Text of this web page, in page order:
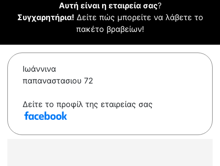
Αυτή είναι η εταιρεία σας?
Συγχαρητήρια! Δείτε πώς μπορείτε να λάβετε το
πακέτο βραβείων!
Ιωάννινα
παπαναστασιου 72
Δείτε το προφίλ της εταιρείας σας